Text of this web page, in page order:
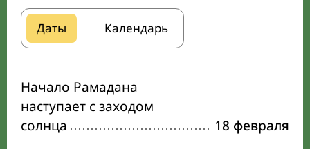
Даты Календарь
Начало Рамадана
наступает с заходом
солнца
18 февраля